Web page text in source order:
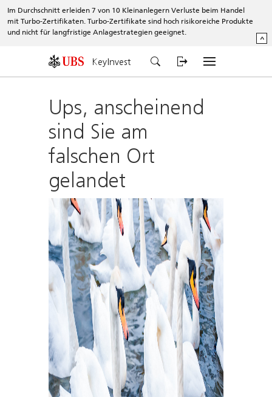
Im Durchschnitt erleiden 7 von 10 Kleinanlegern Verluste beim Handel
mit Turbo-Zertifikaten. Turbo-Zertifikate sind hoch risikoreiche Produkte
und nicht für langfristige Anlagestrategien geeignet.
^
KeyInvest
Ups, anscheinend
sind Sie am
falschen Ort
gelandet